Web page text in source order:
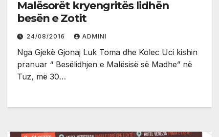
Malësorët kryengritës lidhën
besën e Zotit
24/08/2016 ADMINI
Nga Gjekë Gjonaj Luk Toma dhe Kolec Uci kishin
pranuar “ Besëlidhjen e Malësisë së Madhe” në
Tuz, më 30…